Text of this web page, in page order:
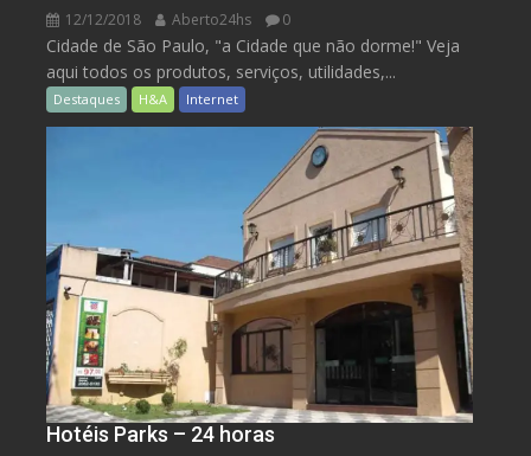
12/12/2018 Aberto24hs 0
Cidade de São Paulo, "a Cidade que não dorme!" Veja
aqui todos os produtos, serviços, utilidades,...
Destaques H&A Internet
Hotéis Parks – 24 horas